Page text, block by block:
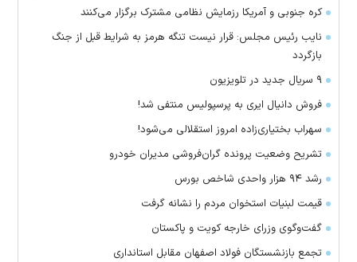
کره جنوبی و آمریکا رزمایش نظامی مشترک برگزار می‌کنند
نایب رئیس مجلس: قرار نیست تنگه هرمز به شرایط قبل از جنگ
بازگردد
۹ سریال جدید در تلویزیون
فروش دانیال ایری به پرسپولیس منتفی شد!
سهراب بختیاری‌زاده امروز استقلالی می‌شود!
تشریح وضعیت پرونده گران‌فروشی مدیران خودرو
رشد ۹۴ هزار واحدی شاخص بورس
قیمت لبنیات استخوان مردم را نشانه گرفت
گفت‌وگوی وزرای خارجه کویت و پاکستان
تجمع بازنشستگان فولاد اصفهان مقابل استانداری